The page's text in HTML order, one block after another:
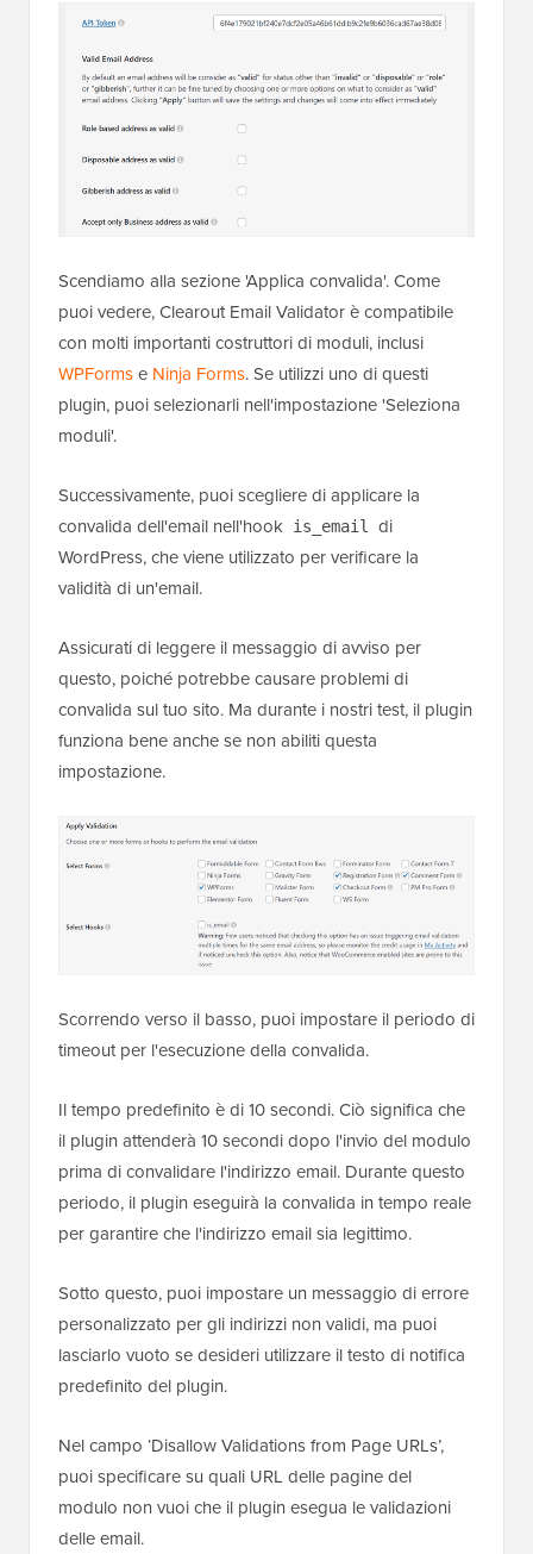
Scendiamo alla sezione 'Applica convalida'. Come
puoi vedere, Clearout Email Validator è compatibile
con molti importanti costruttori di moduli, inclusi
WPFormse Ninja Forms. Se utilizzi uno di questi
plugin, puoi selezionarli nell'impostazione 'Seleziona
moduli'.
Successivamente, puoi scegliere di applicare la
convalida dell'email nell'hook is_email
di
WordPress, che viene utilizzato per verificare la
validità di un'email.
Assicurati di leggere il messaggio di avviso per
questo, poiché potrebbe causare problemi di
convalida sul tuo sito. Ma durante i nostri test, il plugin
funziona bene anche se non abiliti questa
impostazione.
Scorrendo verso il basso, puoi impostare il periodo di
timeout per l'esecuzione della convalida.
Il tempo predefinito è di 10 secondi. Ciò significa che
il plugin attenderà 10 secondi dopo l'invio del modulo
prima di convalidare l'indirizzo email. Durante questo
periodo, il plugin eseguirà la convalida in tempo reale
per garantire che l'indirizzo email sia legittimo.
Sotto questo, puoi impostare un messaggio di errore
personalizzato per gli indirizzi non validi, ma puoi
lasciarlo vuoto se desideri utilizzare il testo di notifica
predefinito del plugin.
Nel campo ‘Disallow Validations from Page URLs’,
puoi specificare su quali URL delle pagine del
modulo non vuoi che il plugin esegua le validazioni
delle email.